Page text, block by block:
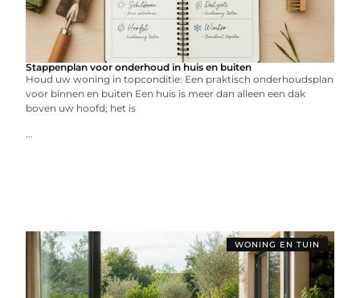
Stappenplan voor onderhoud in huis en buiten
Houd uw woning in topconditie: Een praktisch onderhoudsplan
voor binnen en buiten Een huis is meer dan alleen een dak
boven uw hoofd; het is
...
WONING EN TUIN